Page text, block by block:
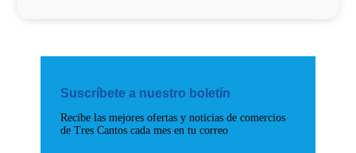
Suscríbete a nuestro boletín
Recibe las mejores ofertas y noticias de comercios
de Tres Cantos cada mes en tu correo